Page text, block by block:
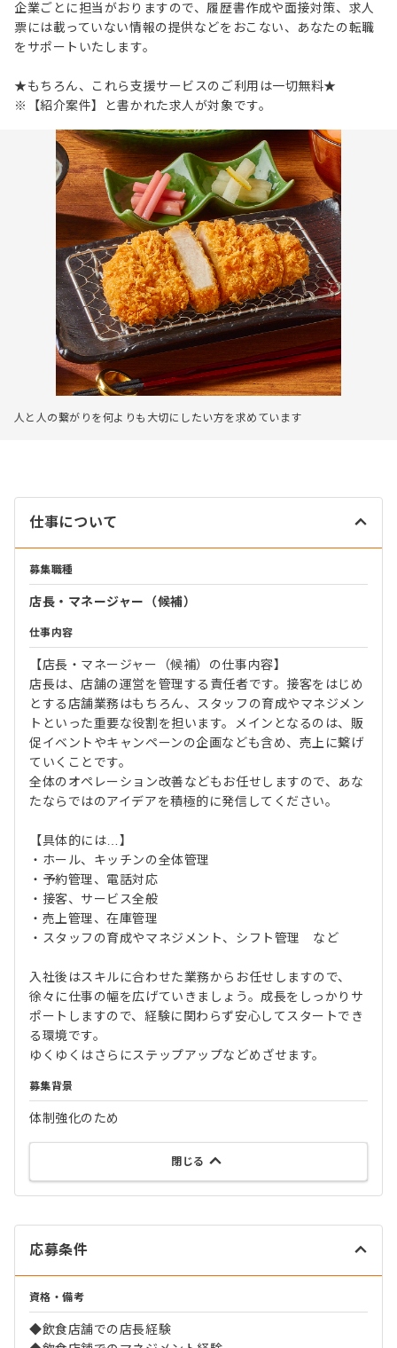
企業ごとに担当がおりますので、履歴書作成や面接対策、求人
票には載っていない情報の提供などをおこない、あなたの転職
をサポートいたします。
★もちろん、これら支援サービスのご利用は一切無料★
※【紹介案件】と書かれた求人が対象です。
人と人の繋がりを何よりも大切にしたい方を求めています
仕事について
募集職種
店長・マネージャー（候補）
仕事内容
【店長・マネージャー（候補）の仕事内容】
店長は、店舗の運営を管理する責任者です。接客をはじめ
とする店舗業務はもちろん、スタッフの育成やマネジメン
トといった重要な役割を担います。メインとなるのは、販
促イベントやキャンペーンの企画なども含め、売上に繋げ
ていくことです。
全体のオペレーション改善などもお任せしますので、あな
たならではのアイデアを積極的に発信してください。
【具体的には…】
・ホール、キッチンの全体管理
・予約管理、電話対応
・接客、サービス全般
・売上管理、在庫管理
・スタッフの育成やマネジメント、シフト管理 など
入社後はスキルに合わせた業務からお任せしますので、
徐々に仕事の幅を広げていきましょう。成長をしっかりサ
ポートしますので、経験に関わらず安心してスタートでき
る環境です。
ゆくゆくはさらにステップアップなどめざせます。
募集背景
体制強化のため
閉じる
応募条件
資格・備考
◆飲食店舗での店長経験